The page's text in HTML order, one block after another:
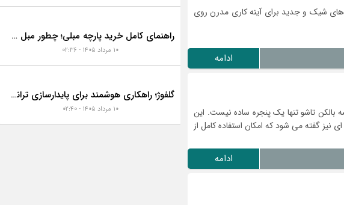
شیک و جدید برای آینه کاری مدرن روی
ادامه
تاشو تنها یک پنجره ساده نیست. این
گفته می شود که امکان استفاده کامل از
ادامه
راهنمای کامل خرید پارچه مبلی؛ چطور مبل خانه تان را به رخ همه بکشید؟
۱۰ مرداد ۱۴۰۵ - ۰۲:۳۶
گلفوژ؛ راهکاری هوشمند برای پایدارسازی ترانشه، ساخت دیوار حائل و زیباسازی شهری
۱۰ مرداد ۱۴۰۵ - ۰۲:۴۰